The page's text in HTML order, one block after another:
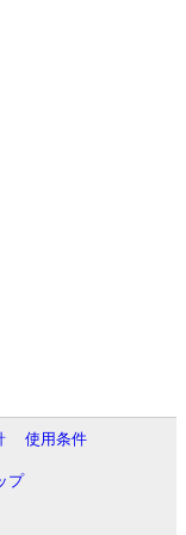
使用条件
プ